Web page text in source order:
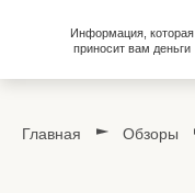
Информация, которая
приносит вам деньги
Главная Обзоры